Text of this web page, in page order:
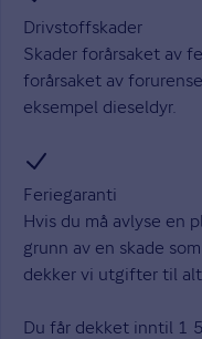
Drivstoffskader
Skader forårsaket av
forårsaket av
eksempel dieseldyr.
Feriegaranti
Hvis du må avlyse en
grunn av en skade
dekker vi utgifter til
Du får dekket inntil 1